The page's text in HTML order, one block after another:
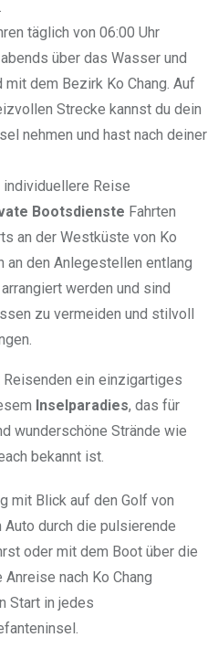
täglich von 06:00 Uhr
über das Wasser und
dem Bezirk Ko Chang. Auf
Strecke kannst du dein
nehmen und hast nach deiner
individuellere Reise
Bootsdienste Fahrten
an der Westküste von Ko
an den Anlegestellen entlang
werden und sind
zu vermeiden und stilvoll
ein einzigartiges
Inselparadies, das für
wunderschöne Strände wie
bekannt ist.
mit Blick auf den Golf von
durch die pulsierende
oder mit dem Boot über die
nach Ko Chang
Start in jedes